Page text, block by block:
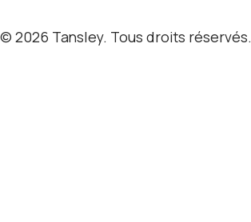
© 2026 Tansley. Tous droits réservés.